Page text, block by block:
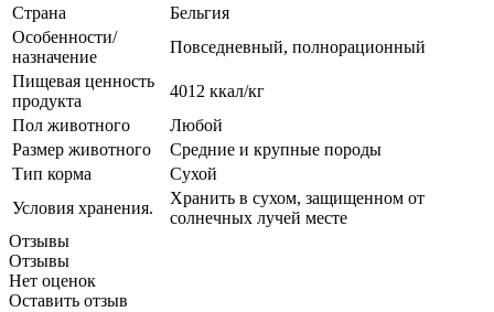
Страна
Бельгия
Особенности/
назначение
Повседневный, полнорационный
Пищевая ценность
продукта
4012 ккал/кг
Пол животного
Любой
Размер животного
Средние и крупные породы
Тип корма
Сухой
Условия хранения.
Хранить в сухом, защищенном от
солнечных лучей месте
Отзывы
Отзывы
Нет оценок
Оставить отзыв